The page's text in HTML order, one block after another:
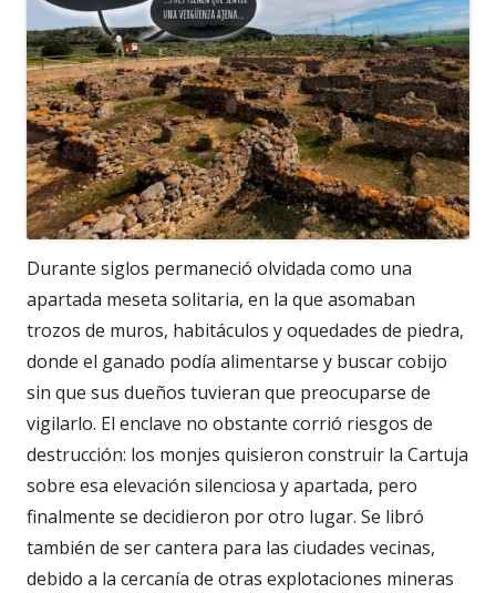
Durante siglos permaneció olvidada como una
apartada meseta solitaria, en la que asomaban
trozos de muros, habitáculos y oquedades de piedra,
donde el ganado podía alimentarse y buscar cobijo
sin que sus dueños tuvieran que preocuparse de
vigilarlo. El enclave no obstante corrió riesgos de
destrucción: los monjes quisieron construir la Cartuja
sobre esa elevación silenciosa y apartada, pero
finalmente se decidieron por otro lugar. Se libró
también de ser cantera para las ciudades vecinas,
debido a la cercanía de otras explotaciones mineras